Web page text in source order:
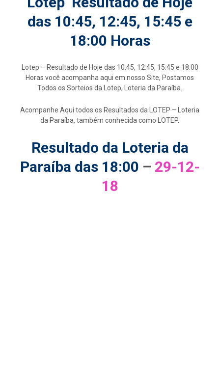
das 10:45, 12:45, 15:45 e
18:00 Horas
Lotep – Resultado de Hoje das 10:45, 12:45, 15:45 e 18:00
Horas você acompanha aqui em nosso Site, Postamos
Todos os Sorteios da Lotep, Loteria da Paraíba.
Acompanhe Aqui todos os Resultados da LOTEP – Loteria
da Paraíba, também conhecida como LOTEP.
Resultado da Loteria da
Paraíba das 18:00 – 29-12-
18